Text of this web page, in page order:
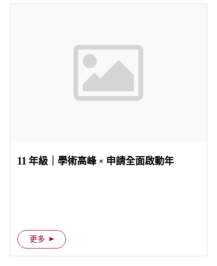
11 年級｜學術高峰 × 申請全面啟動年
更多